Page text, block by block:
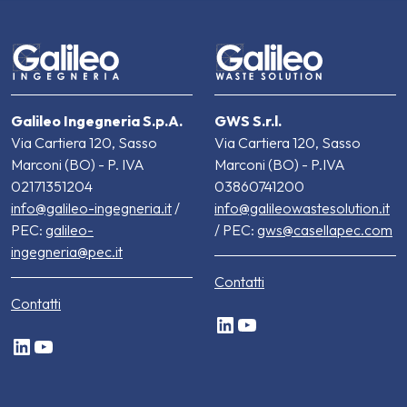
Galileo Ingegneria S.p.A.
Via Cartiera 120, Sasso
Marconi (BO) - P. IVA
02171351204
info@galileo-ingegneria.it/
PEC: galileo-
ingegneria@pec.it
Contatti
LinkedIn YouTube
GWS S.r.l.
Via Cartiera 120, Sasso
Marconi (BO) - P.IVA
03860741200
info@galileowastesolution.it
/ PEC: gws@casellapec.com
Contatti
LinkedIn YouTube